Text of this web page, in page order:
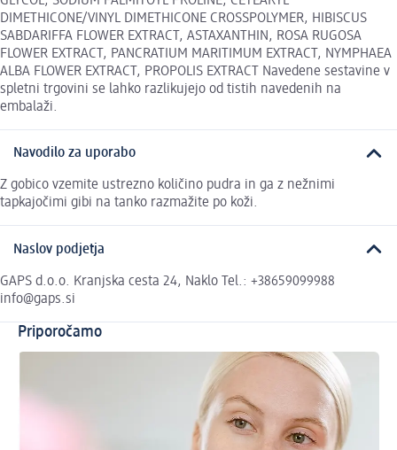
DIMETHICONE/VINYL DIMETHICONE CROSSPOLYMER, HIBISCUS
SABDARIFFA FLOWER EXTRACT, ASTAXANTHIN, ROSA RUGOSA
FLOWER EXTRACT, PANCRATIUM MARITIMUM EXTRACT, NYMPHAEA
ALBA FLOWER EXTRACT, PROPOLIS EXTRACT Navedene sestavine v
spletni trgovini se lahko razlikujejo od tistih navedenih na
embalaži.
Navodilo za uporabo
Z gobico vzemite ustrezno količino pudra in ga z nežnimi
tapkajočimi gibi na tanko razmažite po koži.
Naslov podjetja
GAPS d.o.o. Kranjska cesta 24, Naklo Tel.: +38659099988
info@gaps.si
Priporočamo